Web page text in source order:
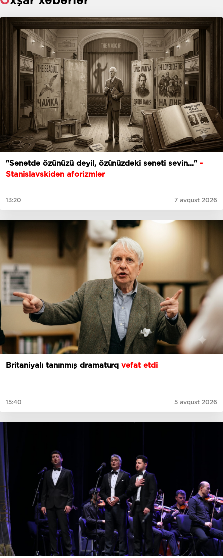
"Sənətdə özünüzü deyil, özünüzdəki sənəti sevin..." -
Stanislavskidən aforizmlər
13:20 7 avqust 2026
Britaniyalı tanınmış dramaturq vəfat etdi
15:40 5 avqust 2026